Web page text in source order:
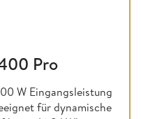
Pro
W Eingangsleistung
für dynamische